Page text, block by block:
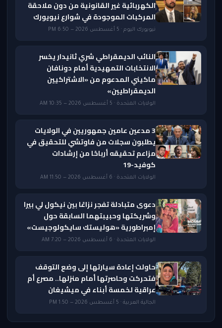
الكهربائية غير القانونية من دون ملاحقة
المركبات الموجودة في شوارع نيويورك
نيويورك اليوم · 5 أغسطس 2026 — 6:50 PM
النائب الديمقراطي شري ثانيدار يخسر
الانتخابات التمهيدية أمام دونافان
ماكيني المدعوم من «الاشتراكيين
الديمقراطيين»
الولايات المتحدة · 5 أغسطس 2026 — 10:35 AM
3 مدعين عامين جمهوريين في الولايات
يطلبون سجلات من فاوتشي للتحقيق في
مزاعم تحقيقه أرباحًا من إرشادات
كوفيد-19
الولايات المتحدة · 6 أغسطس 2026 — 11:50 AM
دعوى متبادلة تفجر نزاعًا بين نيكول لي بيرا
وشريكتها وحبيبتهما السابقة حول
إمبراطورية «هوليستك سايكولوجيست»
الولايات المتحدة · 6 أغسطس 2026 — 7:20 AM
حاولت إعادة سيارتها إلى وضع التوقف
فتحركت وحاصرتها أمام منزلها.. مصرع أم
عراقية لخمسة أبناء في ميشيغان
الجالية العربية · 5 أغسطس 2026 — 1:50 PM